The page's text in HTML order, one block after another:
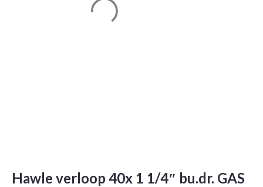
Hawle verloop 40x 1 1/4″ bu.dr. GAS